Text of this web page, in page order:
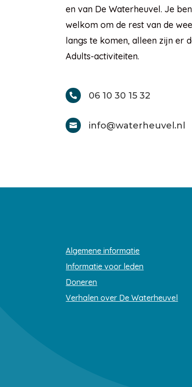
en van De Waterheuvel. Je
welkom om de rest van de
langs te komen, alleen zijn er
Adults-activiteiten.
 06 10 30 15 32
 info@waterheuvel.nl
Algemene informatie
Informatie voor leden
Doneren
Verhalen over De Waterheuvel